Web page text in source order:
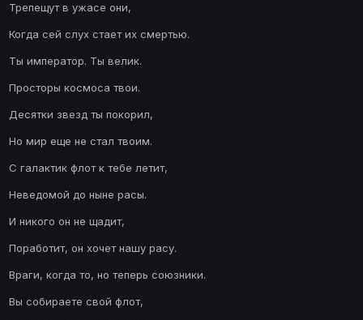
Трепещут в ужасе они,
Когда сей слух стает их смертью.
Ты император. Ты велик.
Просторы космоса твои.
Десятки звезд ты покорил,
Но мир еще не стал твоим.
С галактик флот к тебе летит,
Неведомой до ныне расы.
И никого он не щадит,
Поработит, он хочет нашу расу.
Враги, когда то, но теперь союзники.
Вы собираете свой флот,